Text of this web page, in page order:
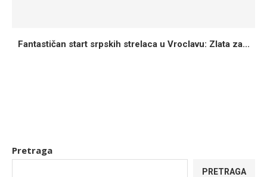
Fantastičan start srpskih strelaca u Vroclavu: Zlata za...
Pretraga
PRETRAGA